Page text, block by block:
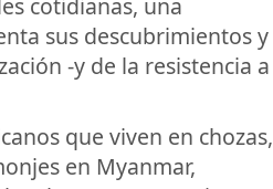
cotidianas, una
sus descubrimientos y
-y de la resistencia a
que viven en chozas,
en Myanmar,